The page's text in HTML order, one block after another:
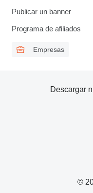
Publicar un banner
Programa de afiliados
Empresas
©
Descargar